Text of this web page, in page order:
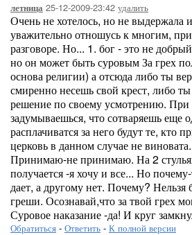
летница 25-12-2009-23:42 удалить
Очень не хотелось, но не
уважительно отношусь к многим,
разговоре. Но... 1. бог - это не
но он может быть суровым За грех
основа религии) а отсюда либо ты
смиренно несешь свой крест, либо
решение по своему усмотрению. При
задумываешься, что сотваряешь еще
расплачиватся за него будут те, кто
церковь в данном случае не
Принимаю-не принимаю. На 2
получается -я хочу и все... Но
дает, а другому нет. Почему?
греши. Осознавай,что за твой грех
Суровое наказание -да! И круг
Обратиться - Ответить - К полной версии